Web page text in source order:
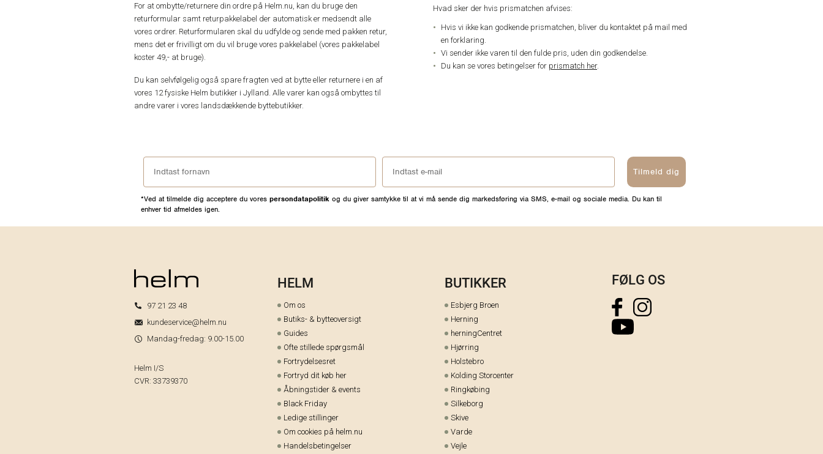
For at ombytte/returnere din ordre på Helm.nu, kan du bruge den
returformular samt returpakkelabel der automatisk er medsendt alle
vores ordrer. Returformularen skal du udfylde og sende med pakken retur,
mens det er frivilligt om du vil bruge vores pakkelabel (vores pakkelabel
koster 49,- at bruge).
Du kan selvfølgelig også spare fragten ved at bytte eller returnere i en af
vores 12 fysiske Helm butikker i Jylland. Alle varer kan også ombyttes til
andre varer i vores landsdækkende byttebutikker.
Hvad sker der hvis prismatchen afvises:
Hvis vi ikke kan godkende prismatchen, bliver du kontaktet på mail med
en forklaring.
Vi sender ikke varen til den fulde pris, uden din godkendelse.
Du kan se vores betingelser for prismatch her.
Tilmeld dig
*Ved at tilmelde dig acceptere du vores persondatapolitik og du giver samtykke til at vi må sende dig markedsføring via SMS, e-mail og sociale media. Du kan til
enhver tid afmeldes igen.
97 21 23 48
kundeservice@helm.nu
Mandag-fredag: 9.00-15.00
Helm I/S
CVR: 33739370
HELM
Om os
Butiks- & bytteoversigt
Guides
Ofte stillede spørgsmål
Fortrydelsesret
Fortryd dit køb her
Åbningstider & events
Black Friday
Ledige stillinger
Om cookies på helm.nu
Handelsbetingelser
BUTIKKER
Esbjerg Broen
Herning
herningCentret
Hjørring
Holstebro
Kolding Storcenter
Ringkøbing
Silkeborg
Skive
Varde
Vejle
FØLG OS